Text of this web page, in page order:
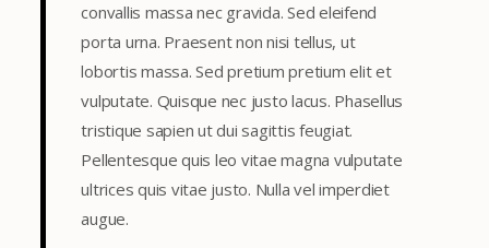
convallis massa nec gravida. Sed eleifend
porta urna. Praesent non nisi tellus, ut
lobortis massa. Sed pretium pretium elit et
vulputate. Quisque nec justo lacus. Phasellus
tristique sapien ut dui sagittis feugiat.
Pellentesque quis leo vitae magna vulputate
ultrices quis vitae justo. Nulla vel imperdiet
augue.